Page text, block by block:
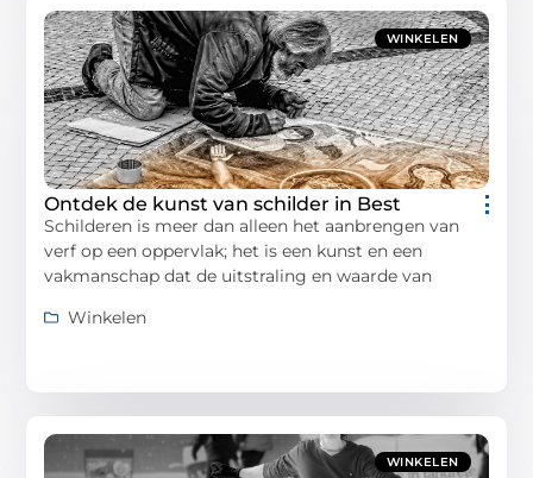
WINKELEN
Ontdek de kunst van schilder in Best
Schilderen is meer dan alleen het aanbrengen van
verf op een oppervlak; het is een kunst en een
vakmanschap dat de uitstraling en waarde van
Winkelen
WINKELEN